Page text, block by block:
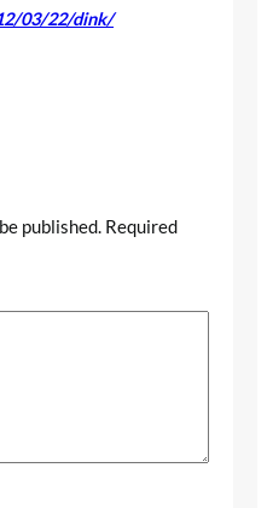
03/22/dink/
published. Required